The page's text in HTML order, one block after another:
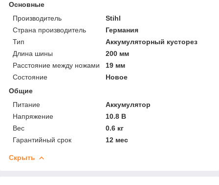
Основные
Производитель
Stihl
Страна производитель
Германия
Тип
Аккумуляторный кусторез
Длина шины
200 мм
Расстояние между ножами
19 мм
Состояние
Новое
Общие
Питание
Аккумулятор
Напряжение
10.8 В
Вес
0.6 кг
Гарантийный срок
12 мес
Скрыть